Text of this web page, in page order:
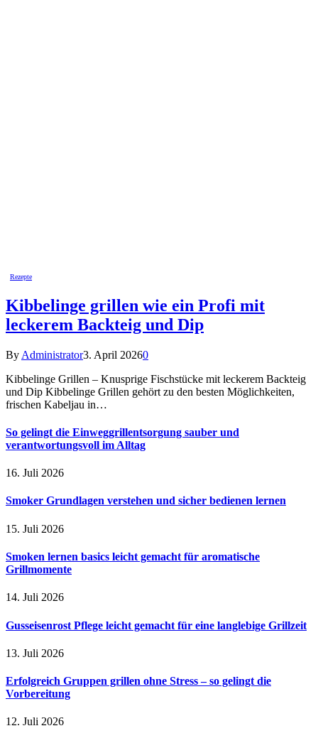
Rezepte
Kibbelinge grillen wie ein Profi mit
leckerem Backteig und Dip
By Administrator3. April 20260
Kibbelinge Grillen – Knusprige Fischstücke mit leckerem Backteig
und Dip Kibbelinge Grillen gehört zu den besten Möglichkeiten,
frischen Kabeljau in…
So gelingt die Einweggrillentsorgung sauber und
verantwortungsvoll im Alltag
16. Juli 2026
Smoker Grundlagen verstehen und sicher bedienen lernen
15. Juli 2026
Smoken lernen basics leicht gemacht für aromatische
Grillmomente
14. Juli 2026
Gusseisenrost Pflege leicht gemacht für eine langlebige Grillzeit
13. Juli 2026
Erfolgreich Gruppen grillen ohne Stress – so gelingt die
Vorbereitung
12. Juli 2026